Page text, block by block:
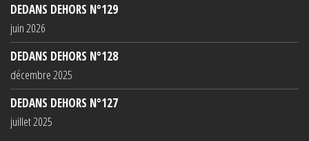
DEDANS DEHORS N°129
juin 2026
DEDANS DEHORS N°128
décembre 2025
DEDANS DEHORS N°127
juillet 2025